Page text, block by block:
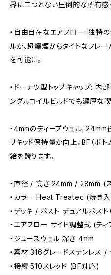
界に二つとない圧倒的な所有感
・自由自在なエアフロー: 独特の
ルが、超爆煙からタイトなフレ
を可能に。
・ドーナツ型トップキャップ: 内
ングルコイルビルドでも濃厚な
・4mmのディープウェル: 24mm
リキッド保持量が向上。BF（ボ
給を誇ります。
・直径 / 高さ 24mm / 28mm (
・カラー Heat Treated (焼き
・デッキ / ポスト デュアルポスト
・エアフロー サイド調整式 (テ
・ジュースウェル 深さ 4mm
・素材 316グレードステンレス /
・接続 510スレッド (BF対応)